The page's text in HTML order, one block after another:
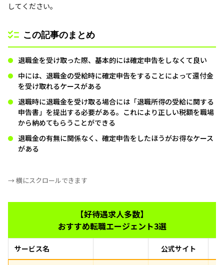
してください。
この記事のまとめ
退職金を受け取った際、基本的には確定申告をしなくて良い
中には、退職金の受給時に確定申告をすることによって還付金
を受け取れるケースがある
退職時に退職金を受け取る場合には「退職所得の受給に関する
申告書」を提出する必要がある。これにより正しい税額を職場
から納めてもらうことができる
退職金の有無に関係なく、確定申告をしたほうがお得なケース
がある
→ 横にスクロールできます
【好待遇求人多数】
おすすめ転職エージェント3選
サービス名 公式サイト